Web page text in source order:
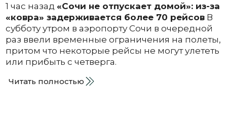
1 час назад «Сочи не отпускает домой»: из-за
«ковра» задерживается более 70 рейсовВ
субботу утром в аэропорту Сочи в очередной
раз ввели временные ограничения на полеты,
притом что некоторые рейсы не могут улететь
или прибыть с четверга.
Читать полностью